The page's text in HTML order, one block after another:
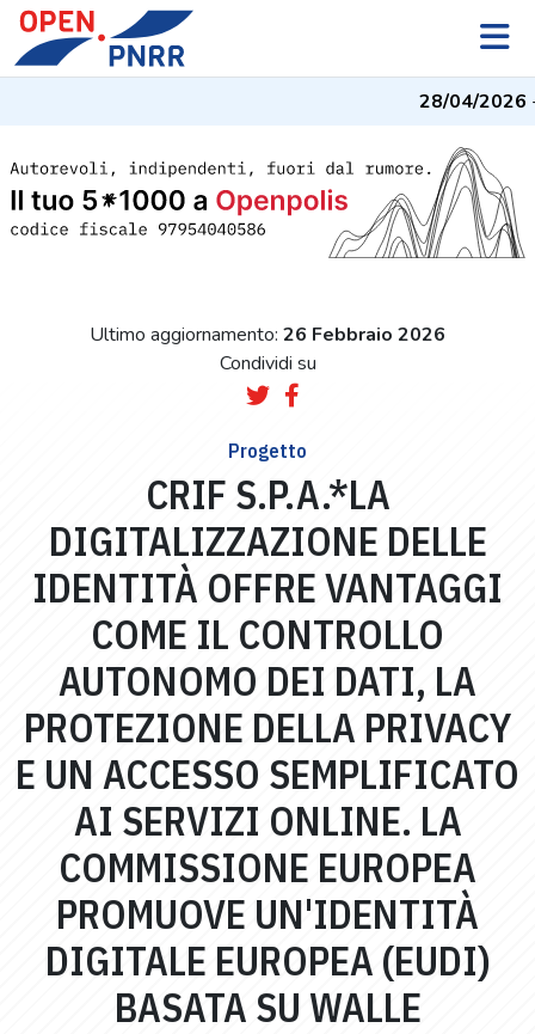
28/04/2026-
Ultimo aggiornamento: 26 Febbraio 2026
Condividi su
Progetto
CRIF S.P.A.*LA
DIGITALIZZAZIONE DELLE
IDENTITÀ OFFRE VANTAGGI
COME IL CONTROLLO
AUTONOMO DEI DATI, LA
PROTEZIONE DELLA PRIVACY
E UN ACCESSO SEMPLIFICATO
AI SERVIZI ONLINE. LA
COMMISSIONE EUROPEA
PROMUOVE UN'IDENTITÀ
DIGITALE EUROPEA (EUDI)
BASATA SU WALLE